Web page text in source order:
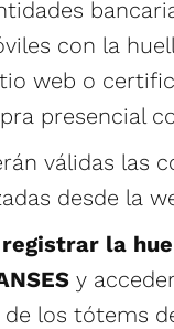
con la
web o
presencial
válidas las
desde la
la
y
de los tótems